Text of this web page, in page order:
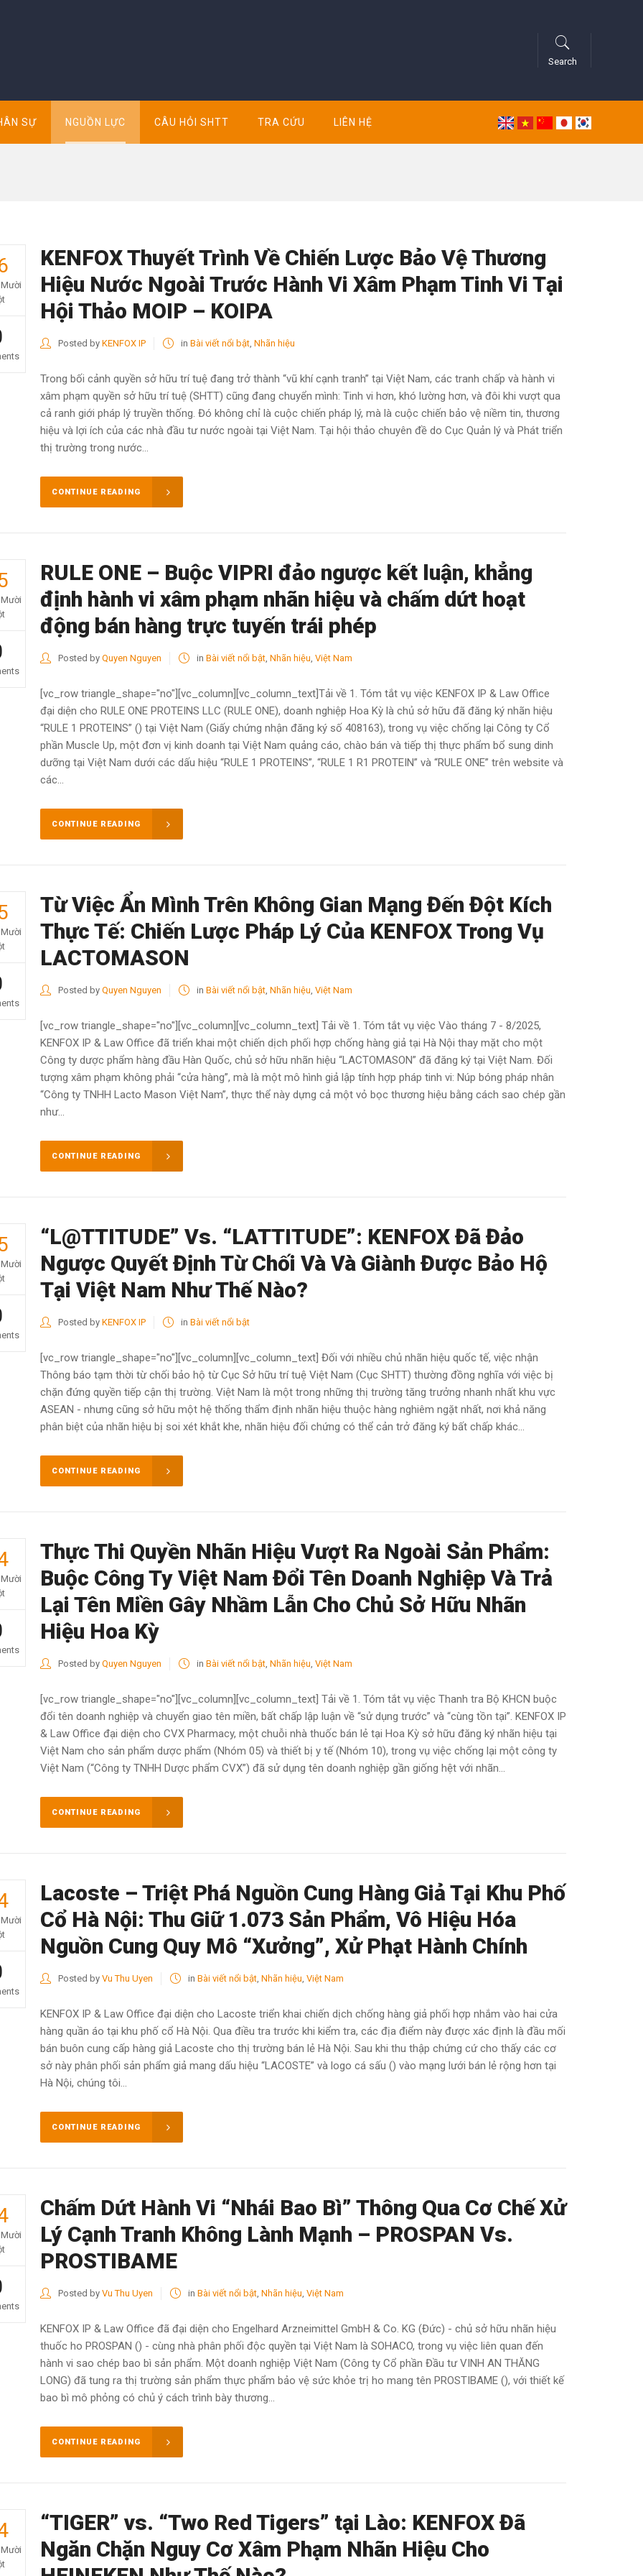
Search
SỰ NGUỒN LỰC CÂU HỎI SHTT TRA CỨU LIÊN HỆ
KENFOX Thuyết Trình Về Chiến Lược Bảo Vệ Thương
Hiệu Nước Ngoài Trước Hành Vi Xâm Phạm Tinh Vi Tại
Hội Thảo MOIP – KOIPA
Posted by KENFOX IP in Bài viết nổi bật, Nhãn hiệu
Trong bối cảnh quyền sở hữu trí tuệ đang trở thành “vũ khí cạnh tranh” tại Việt Nam, các tranh chấp và hành vi
xâm phạm quyền sở hữu trí tuệ (SHTT) cũng đang chuyển mình: Tinh vi hơn, khó lường hơn, và đôi khi vượt qua
cả ranh giới pháp lý truyền thống. Đó không chỉ là cuộc chiến pháp lý, mà là cuộc chiến bảo vệ niềm tin, thương
hiệu và lợi ích của các nhà đầu tư nước ngoài tại Việt Nam. Tại hội thảo chuyên đề do Cục Quản lý và Phát triển
thị trường trong nước...
CONTINUE READING
RULE ONE – Buộc VIPRI đảo ngược kết luận, khẳng
định hành vi xâm phạm nhãn hiệu và chấm dứt hoạt
động bán hàng trực tuyến trái phép
Posted by Quyen Nguyen in Bài viết nổi bật, Nhãn hiệu, Việt Nam
[vc_row triangle_shape="no"][vc_column][vc_column_text]Tải về 1. Tóm tắt vụ việc KENFOX IP & Law Office
đại diện cho RULE ONE PROTEINS LLC (RULE ONE), doanh nghiệp Hoa Kỳ là chủ sở hữu đã đăng ký nhãn hiệu
“RULE 1 PROTEINS” () tại Việt Nam (Giấy chứng nhận đăng ký số 408163), trong vụ việc chống lại Công ty Cổ
phần Muscle Up, một đơn vị kinh doanh tại Việt Nam quảng cáo, chào bán và tiếp thị thực phẩm bổ sung dinh
dưỡng tại Việt Nam dưới các dấu hiệu “RULE 1 PROTEINS”, “RULE 1 R1 PROTEIN” và “RULE ONE” trên website và
các...
CONTINUE READING
Từ Việc Ẩn Mình Trên Không Gian Mạng Đến Đột Kích
Thực Tế: Chiến Lược Pháp Lý Của KENFOX Trong Vụ
LACTOMASON
Posted by Quyen Nguyen in Bài viết nổi bật, Nhãn hiệu, Việt Nam
[vc_row triangle_shape="no"][vc_column][vc_column_text] Tải về 1. Tóm tắt vụ việc Vào tháng 7 - 8/2025,
KENFOX IP & Law Office đã triển khai một chiến dịch phối hợp chống hàng giả tại Hà Nội thay mặt cho một
Công ty dược phẩm hàng đầu Hàn Quốc, chủ sở hữu nhãn hiệu “LACTOMASON” đã đăng ký tại Việt Nam. Đối
tượng xâm phạm không phải “cửa hàng”, mà là một mô hình giả lập tính hợp pháp tinh vi: Núp bóng pháp nhân
“Công ty TNHH Lacto Mason Việt Nam”, thực thể này dựng cả một vỏ bọc thương hiệu bằng cách sao chép gần
như...
CONTINUE READING
“L@TTITUDE” Vs. “LATTITUDE”: KENFOX Đã Đảo
Ngược Quyết Định Từ Chối Và Và Giành Được Bảo Hộ
Tại Việt Nam Như Thế Nào?
Posted by KENFOX IP in Bài viết nổi bật
[vc_row triangle_shape="no"][vc_column][vc_column_text] Đối với nhiều chủ nhãn hiệu quốc tế, việc nhận
Thông báo tạm thời từ chối bảo hộ từ Cục Sở hữu trí tuệ Việt Nam (Cục SHTT) thường đồng nghĩa với việc bị
chặn đứng quyền tiếp cận thị trường. Việt Nam là một trong những thị trường tăng trưởng nhanh nhất khu vực
ASEAN - nhưng cũng sở hữu một hệ thống thẩm định nhãn hiệu thuộc hàng nghiêm ngặt nhất, nơi khả năng
phân biệt của nhãn hiệu bị soi xét khắt khe, nhãn hiệu đối chứng có thể cản trở đăng ký bất chấp khác...
CONTINUE READING
Thực Thi Quyền Nhãn Hiệu Vượt Ra Ngoài Sản Phẩm:
Buộc Công Ty Việt Nam Đổi Tên Doanh Nghiệp Và Trả
Lại Tên Miền Gây Nhầm Lẫn Cho Chủ Sở Hữu Nhãn
Hiệu Hoa Kỳ
Posted by Quyen Nguyen in Bài viết nổi bật, Nhãn hiệu, Việt Nam
[vc_row triangle_shape="no"][vc_column][vc_column_text] Tải về 1. Tóm tắt vụ việc Thanh tra Bộ KHCN buộc
đổi tên doanh nghiệp và chuyển giao tên miền, bất chấp lập luận về “sử dụng trước” và “cùng tồn tại”. KENFOX IP
& Law Office đại diện cho CVX Pharmacy, một chuỗi nhà thuốc bán lẻ tại Hoa Kỳ sở hữu đăng ký nhãn hiệu tại
Việt Nam cho sản phẩm dược phẩm (Nhóm 05) và thiết bị y tế (Nhóm 10), trong vụ việc chống lại một công ty
Việt Nam (“Công ty TNHH Dược phẩm CVX”) đã sử dụng tên doanh nghiệp gần giống hệt với nhãn...
CONTINUE READING
Lacoste – Triệt Phá Nguồn Cung Hàng Giả Tại Khu Phố
Cổ Hà Nội: Thu Giữ 1.073 Sản Phẩm, Vô Hiệu Hóa
Nguồn Cung Quy Mô “Xưởng”, Xử Phạt Hành Chính
Posted by Vu Thu Uyen in Bài viết nổi bật, Nhãn hiệu, Việt Nam
KENFOX IP & Law Office đại diện cho Lacoste triển khai chiến dịch chống hàng giả phối hợp nhắm vào hai cửa
hàng quần áo tại khu phố cổ Hà Nội. Qua điều tra trước khi kiểm tra, các địa điểm này được xác định là đầu mối
bán buôn cung cấp hàng giả Lacoste cho thị trường bán lẻ Hà Nội. Sau khi thu thập chứng cứ cho thấy các cơ
sở này phân phối sản phẩm giả mang dấu hiệu “LACOSTE” và logo cá sấu () vào mạng lưới bán lẻ rộng hơn tại
Hà Nội, chúng tôi...
CONTINUE READING
Chấm Dứt Hành Vi “Nhái Bao Bì” Thông Qua Cơ Chế Xử
Lý Cạnh Tranh Không Lành Mạnh – PROSPAN Vs.
PROSTIBAME
Posted by Vu Thu Uyen in Bài viết nổi bật, Nhãn hiệu, Việt Nam
KENFOX IP & Law Office đã đại diện cho Engelhard Arzneimittel GmbH & Co. KG (Đức) - chủ sở hữu nhãn hiệu
thuốc ho PROSPAN () - cùng nhà phân phối độc quyền tại Việt Nam là SOHACO, trong vụ việc liên quan đến
hành vi sao chép bao bì sản phẩm. Một doanh nghiệp Việt Nam (Công ty Cổ phần Đầu tư VINH AN THĂNG
LONG) đã tung ra thị trường sản phẩm thực phẩm bảo vệ sức khỏe trị ho mang tên PROSTIBAME (), với thiết kế
bao bì mô phỏng có chủ ý cách trình bày thương...
CONTINUE READING
“TIGER” vs. “Two Red Tigers” tại Lào: KENFOX Đã
Ngăn Chặn Nguy Cơ Xâm Phạm Nhãn Hiệu Cho